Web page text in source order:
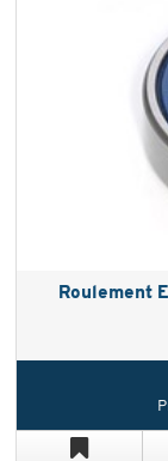
Roulement